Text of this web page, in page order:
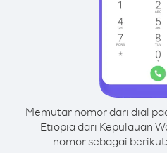
Memutar nomor dari dial
Etiopia dari Kepulauan
nomor sebagai berikut: